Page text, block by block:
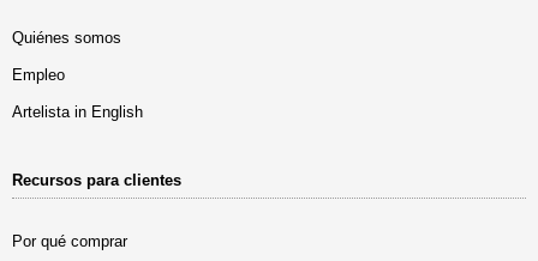
Quiénes somos
Empleo
Artelista in English
Recursos para clientes
Por qué comprar